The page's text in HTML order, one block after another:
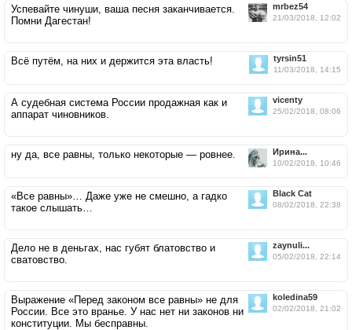
mrbez54
21/03/2018, 12:02
Успевайте чинуши, ваша песня заканчивается.
Помни Дагестан!
tyrsin51
11/03/2018, 14:15
Всё путём, на них и держится эта власть!
vicenty
25/02/2018, 08:06
А судебная система России продажная как и
аппарат чиновников.
Ирина...
10/02/2018, 10:46
ну да, все равны, только некоторые — ровнее.
Black Cat
08/02/2018, 22:38
«Все равны»… Даже уже не смешно, а гадко
такое слышать…
zaynuli...
05/02/2018, 22:14
Дело не в деньгах, нас губят блатовство и
сватовство.
koledina59
02/02/2018, 21:02
Выражение «Перед законом все равны» не для
России. Все это вранье. У нас нет ни законов ни
конституции. Мы бесправны.